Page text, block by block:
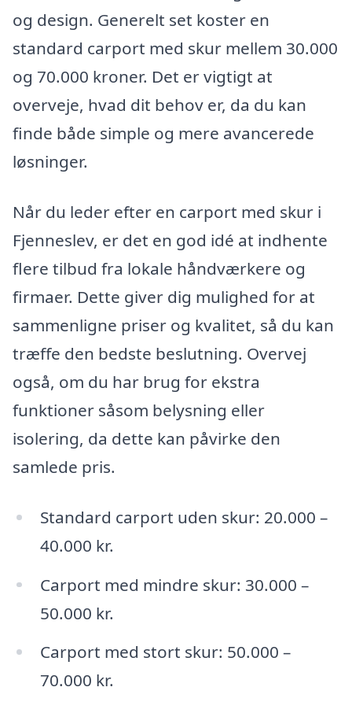
og design. Generelt set koster en
standard carport med skur mellem 30.000
og 70.000 kroner. Det er vigtigt at
overveje, hvad dit behov er, da du kan
finde både simple og mere avancerede
løsninger.
Når du leder efter en carport med skur i
Fjenneslev, er det en god idé at indhente
flere tilbud fra lokale håndværkere og
firmaer. Dette giver dig mulighed for at
sammenligne priser og kvalitet, så du kan
træffe den bedste beslutning. Overvej
også, om du har brug for ekstra
funktioner såsom belysning eller
isolering, da dette kan påvirke den
samlede pris.
Standard carport uden skur: 20.000 –
40.000 kr.
Carport med mindre skur: 30.000 –
50.000 kr.
Carport med stort skur: 50.000 –
70.000 kr.